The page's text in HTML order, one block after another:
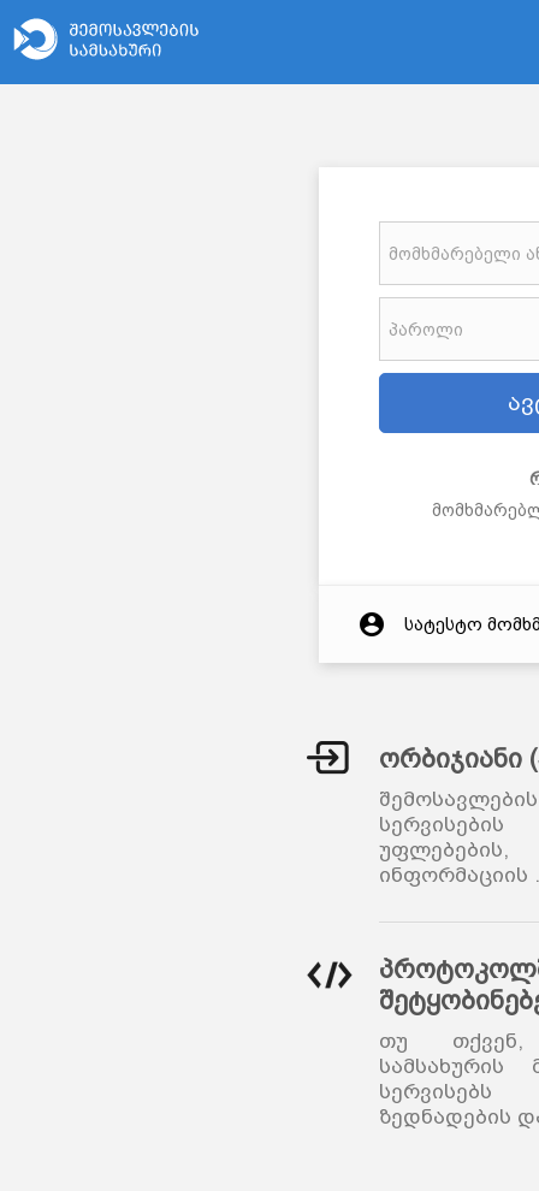
account_circle სატესტო
ორბიჯიანი
ინფორმაციის
თუ თქვენ,
სამსახურის
სერვისებს
ზედნადების